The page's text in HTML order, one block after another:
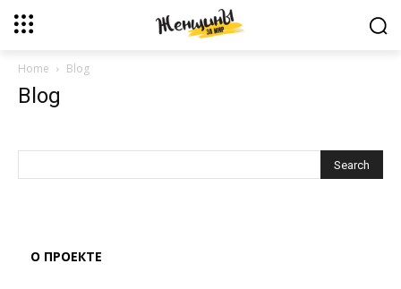
Home Blog
Blog
О ПРОЕКТЕ